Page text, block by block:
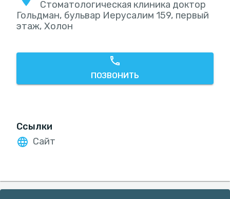
Стоматологическая клиника доктор
Гольдман, бульвар Иерусалим 159, первый
этаж, Холон
ПОЗВОНИТЬ
Ссылки
Сайт